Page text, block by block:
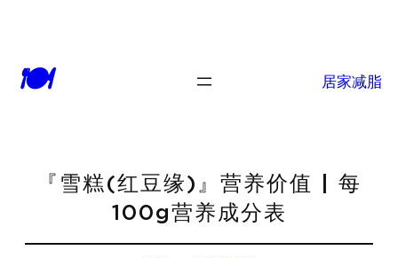
🍽 居家减脂
『雪糕(红豆缘)』营养价值 | 每
100g营养成分表